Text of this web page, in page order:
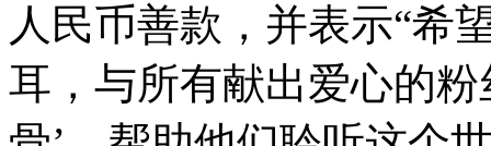
人民币善款，并表示“希
耳，与所有献出爱心的